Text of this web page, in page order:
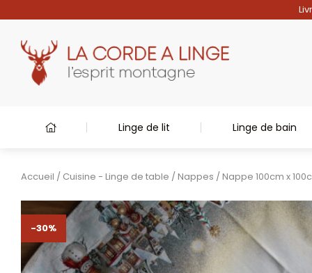
Linge de lit Linge de bain
Accueil / Cuisine - Linge de table / Nappes / Nappe 100cm x
-30%
-30%